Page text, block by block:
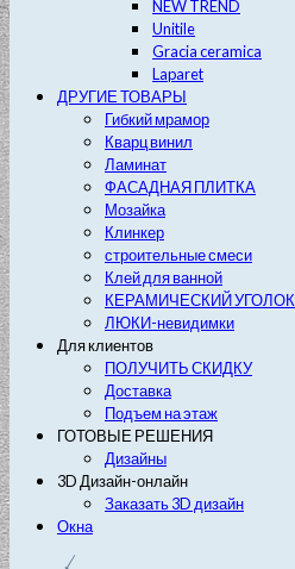
NEW TREND
Unitile
Gracia ceramica
Laparet
ДРУГИЕ ТОВАРЫ
Гибкий мрамор
Кварц винил
Ламинат
ФАСАДНАЯ ПЛИТКА
Мозайка
Клинкер
строительные смеси
Клей для ванной
КЕРАМИЧЕСКИЙ УГОЛОК
ЛЮКИ-невидимки
Для клиентов
ПОЛУЧИТЬ СКИДКУ
Доставка
Подъем на этаж
ГОТОВЫЕ РЕШЕНИЯ
Дизайны
3D Дизайн-онлайн
Заказать 3D дизайн
Окна